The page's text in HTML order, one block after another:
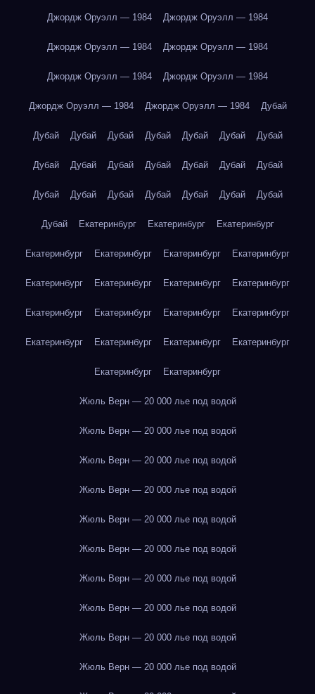
Джордж Оруэлл — 1984 Джордж Оруэлл — 1984
Джордж Оруэлл — 1984 Джордж Оруэлл — 1984
Джордж Оруэлл — 1984 Джордж Оруэлл — 1984
Джордж Оруэлл — 1984 Джордж Оруэлл — 1984 Дубай
Дубай Дубай Дубай Дубай Дубай Дубай Дубай
Дубай Дубай Дубай Дубай Дубай Дубай Дубай
Дубай Дубай Дубай Дубай Дубай Дубай Дубай
Дубай Екатеринбург Екатеринбург Екатеринбург
Екатеринбург Екатеринбург Екатеринбург Екатеринбург
Екатеринбург Екатеринбург Екатеринбург Екатеринбург
Екатеринбург Екатеринбург Екатеринбург Екатеринбург
Екатеринбург Екатеринбург Екатеринбург Екатеринбург
Екатеринбург Екатеринбург
Жюль Верн — 20 000 лье под водой
Жюль Верн — 20 000 лье под водой
Жюль Верн — 20 000 лье под водой
Жюль Верн — 20 000 лье под водой
Жюль Верн — 20 000 лье под водой
Жюль Верн — 20 000 лье под водой
Жюль Верн — 20 000 лье под водой
Жюль Верн — 20 000 лье под водой
Жюль Верн — 20 000 лье под водой
Жюль Верн — 20 000 лье под водой